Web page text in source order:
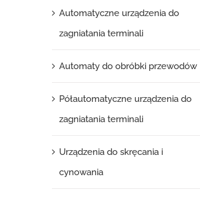
Automatyczne urządzenia do
zagniatania terminali
Automaty do obróbki przewodów
Półautomatyczne urządzenia do
zagniatania terminali
Urządzenia do skręcania i
cynowania